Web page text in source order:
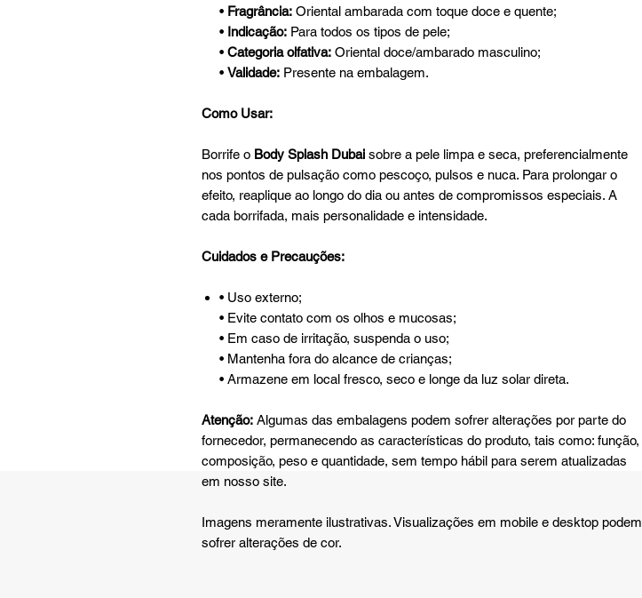
• Fragrância: Oriental ambarada com toque doce e quente;
• Indicação: Para todos os tipos de pele;
• Categoria olfativa: Oriental doce/ambarado masculino;
• Validade: Presente na embalagem.
Como Usar:
Borrife o Body Splash Dubai sobre a pele limpa e seca, preferencialmente
nos pontos de pulsação como pescoço, pulsos e nuca. Para prolongar o
efeito, reaplique ao longo do dia ou antes de compromissos especiais. A
cada borrifada, mais personalidade e intensidade.
Cuidados e Precauções:
• Uso externo;
• Evite contato com os olhos e mucosas;
• Em caso de irritação, suspenda o uso;
• Mantenha fora do alcance de crianças;
• Armazene em local fresco, seco e longe da luz solar direta.
Atenção: Algumas das embalagens podem sofrer alterações por parte do
fornecedor, permanecendo as características do produto, tais como: função,
composição, peso e quantidade, sem tempo hábil para serem atualizadas
em nosso site.
Imagens meramente ilustrativas. Visualizações em mobile e desktop podem
sofrer alterações de cor.